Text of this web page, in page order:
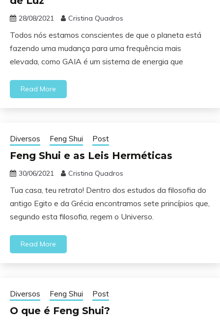
28/08/2021 Cristina Quadros
Todos nós estamos conscientes de que o planeta está
fazendo uma mudança para uma frequência mais
elevada, como GAIA é um sistema de energia que
Read More
Diversos Feng Shui Post
Feng Shui e as Leis Herméticas
30/06/2021 Cristina Quadros
Tua casa, teu retrato! Dentro dos estudos da filosofia do
antigo Egito e da Grécia encontramos sete princípios que,
segundo esta filosofia, regem o Universo.
Read More
Diversos Feng Shui Post
O que é Feng Shui?